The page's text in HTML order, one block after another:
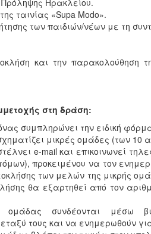
Ηρακλείου.
ταινίας «Supa Modo».
των παιδιών/νέων με τη
και την παρακολούθηση
στη δράση:
συμπληρώνει την ειδική
μικρές ομάδες (των 10
e-mail και επικοινωνεί
προκειμένου να τον
των μελών της μικρής
θα εξαρτηθεί από τον
συνδέονται μέσω
τους και να ενημερωθούν